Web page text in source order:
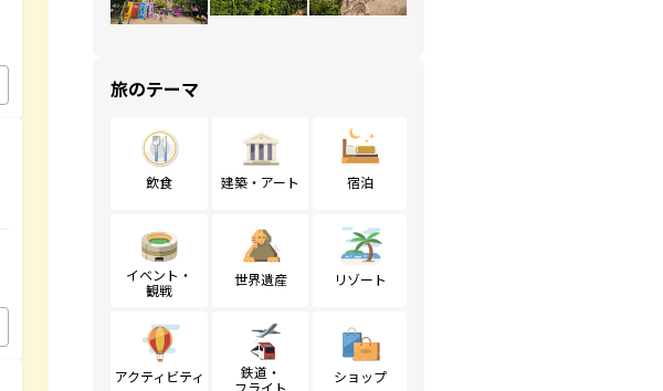
旅のテーマ
飲食 建築・アート 宿泊
イベント・
観戦
世界遺産 リゾート
アクティビティ
鉄道・
フライト
ショップ